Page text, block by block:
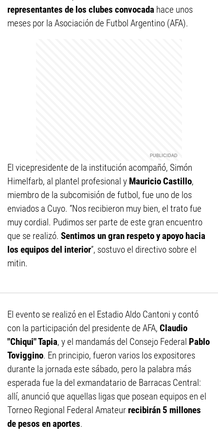
representantes de los clubes convocada hace unos
meses por la Asociación de Futbol Argentino (AFA).
El vicepresidente de la institución acompañó, Simón
Himelfarb, al plantel profesional y Mauricio Castillo,
miembro de la subcomisión de futbol, fue uno de los
enviados a Cuyo. ”Nos recibieron muy bien, el trato fue
muy cordial. Pudimos ser parte de este gran encuentro
que se realizó. Sentimos un gran respeto y apoyo hacia
los equipos del interior”, sostuvo el directivo sobre el
mitin.
El evento se realizó en el Estadio Aldo Cantoni y contó
con la participación del presidente de AFA, Claudio
"Chiqui" Tapia, y el mandamás del Consejo Federal Pablo
Toviggino. En principio, fueron varios los expositores
durante la jornada este sábado, pero la palabra más
esperada fue la del exmandatario de Barracas Central:
allí, anunció que aquellas ligas que posean equipos en el
Torneo Regional Federal Amateur recibirán 5 millones
de pesos en aportes.